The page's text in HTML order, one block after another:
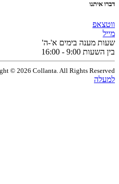
מענה בימים א'-ה'
- 16:00
Copyright © 2026 Collanta. All Rights